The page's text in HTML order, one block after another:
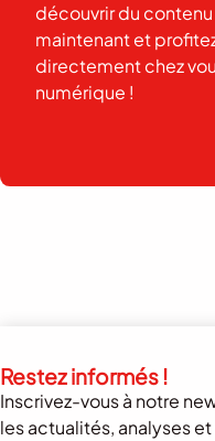
découvrir du
maintenant et
directement chez
numérique !
Restez informés !
Inscrivez-vous à notre
les actualités, analyses